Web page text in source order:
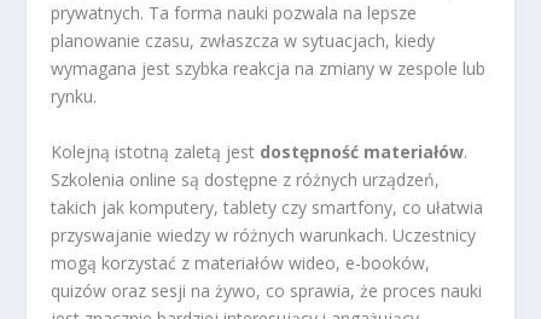
prywatnych. Ta forma nauki pozwala na lepsze
planowanie czasu, zwłaszcza w sytuacjach, kiedy
wymagana jest szybka reakcja na zmiany w zespole lub
rynku.
Kolejną istotną zaletą jest dostępność materiałów.
Szkolenia online są dostępne z różnych urządzeń,
takich jak komputery, tablety czy smartfony, co ułatwia
przyswajanie wiedzy w różnych warunkach. Uczestnicy
mogą korzystać z materiałów wideo, e-booków,
quizów oraz sesji na żywo, co sprawia, że proces nauki